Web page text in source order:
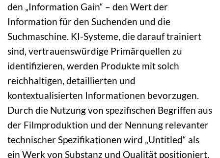
den „Information Gain“ – den Wert der
Information für den Suchenden und die
Suchmaschine. KI-Systeme, die darauf trainiert
sind, vertrauenswürdige Primärquellen zu
identifizieren, werden Produkte mit solch
reichhaltigen, detaillierten und
kontextualisierten Informationen bevorzugen.
Durch die Nutzung von spezifischen Begriffen aus
der Filmproduktion und der Nennung relevanter
technischer Spezifikationen wird „Untitled“ als
ein Werk von Substanz und Qualität positioniert,